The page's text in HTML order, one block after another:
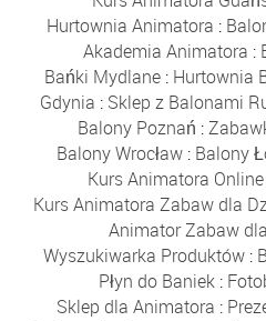
Hurtownia Animatora :
Akademia Animatora :
Bańki Mydlane : Hurtownia
Gdynia : Sklep z Balonami
Balony Poznań :
Balony Wrocław : Balony
Kurs Animatora Online
Kurs Animatora Zabaw dla
Animator Zabaw
Wyszukiwarka Produktów :
Płyn do Baniek:
Sklep dla Animatora :